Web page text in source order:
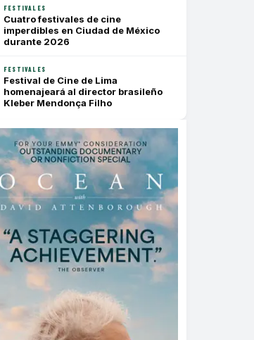
FESTIVALES
Cuatro festivales de cine
imperdibles en Ciudad de México
durante 2026
FESTIVALES
Festival de Cine de Lima
homenajeará al director brasileño
Kleber Mendonça Filho